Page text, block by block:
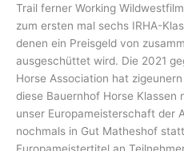
Trail ferner Working
zum ersten mal sechs IRHA-
denen ein Preisgeld von
ausgeschüttet wird. Die 2021
Horse Association hat
diese Bauernhof Horse
unser Europameisterschaft der
nochmals in Gut Matheshof